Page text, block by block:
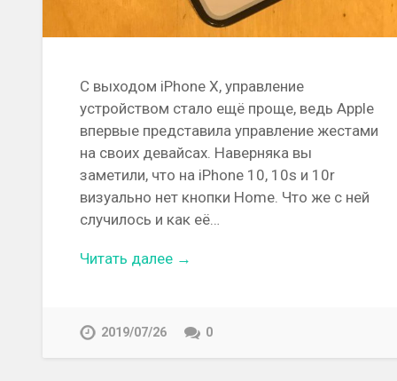
С выходом iPhone X, управление
устройством стало ещё проще, ведь Apple
впервые представила управление жестами
на своих девайсах. Наверняка вы
заметили, что на iPhone 10, 10s и 10r
визуально нет кнопки Home. Что же с ней
случилось и как её…
Читать далее →
2019/07/26 0